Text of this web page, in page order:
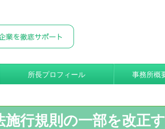
所長プロフィール 事務所概
施行規則の一部を改正